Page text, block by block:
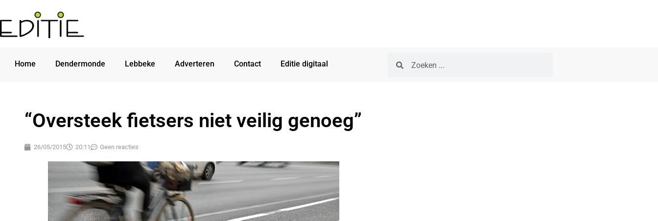
Home Dendermonde Lebbeke Adverteren Contact Editie digitaal
“Oversteek fietsers niet veilig genoeg”
26/05/2015 20:11 Geen reacties